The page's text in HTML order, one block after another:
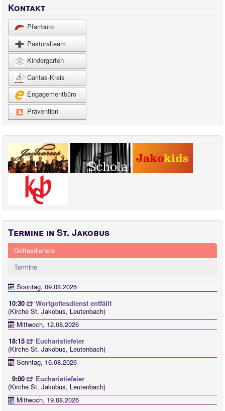
Kontakt
Pfarrbüro
Pastoralteam
Kindergarten
Caritas-Kreis
Engagementbüro
Prävention
Termine in St. Jakobus
Gottesdienste
Termine
Sonntag, 09.08.2026
10:30
Wortgottesdienst entfällt
(Kirche St. Jakobus, Leutenbach)
Mittwoch, 12.08.2026
18:15
Eucharistiefeier
(Kirche St. Jakobus, Leutenbach)
Sonntag, 16.08.2026
9:00
Eucharistiefeier
(Kirche St. Jakobus, Leutenbach)
Mittwoch, 19.08.2026